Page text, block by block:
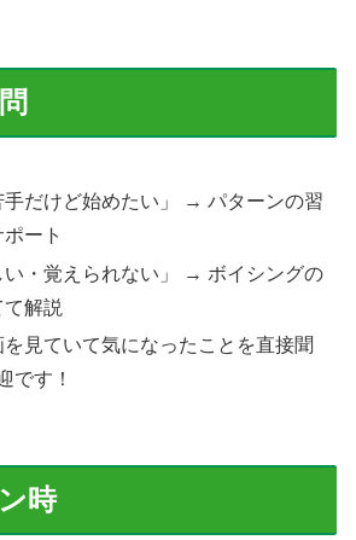
手だけど始めたい」 → パターンの習
ート
い・覚えられない」 → ボイシングの
解説
を見ていて気になったことを直接聞
です！
時